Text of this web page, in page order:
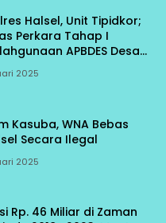
Halsel, Unit Tipidkor;
Perkara Tahap I
APBDES Desa
2025
Kasuba, WNA Bebas
Secara Ilegal
2025
Rp. 46 Miliar di Zaman